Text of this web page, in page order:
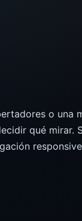
o una
qué mirar.